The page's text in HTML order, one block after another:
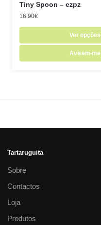
Tiny Spoon – ezpz
16.90€
Ver opções
Avisem-me
Tartaruguita
Sobre
Contactos
Loja
Produtos